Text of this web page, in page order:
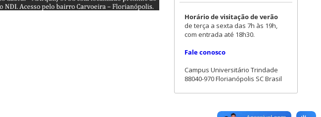
Horário de visitação de verão
de terça a sexta das 7h às 19h,
com entrada até 18h30.
Fale conosco
Campus Universitário Trindade
88040-970 Florianópolis SC Brasil